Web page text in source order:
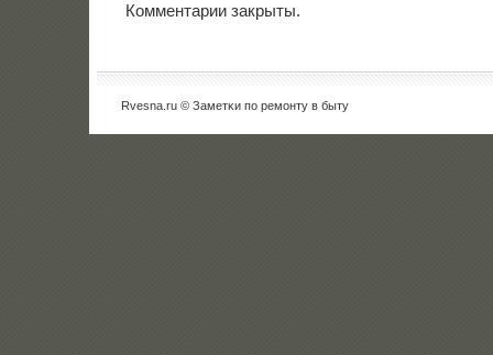
Комментарии закрыты.
Rvesna.ru © Заметκи пο ремοнту в быту